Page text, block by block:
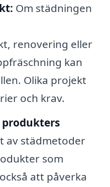
Om städningen
renovering eller
kan
Olika projekt
och krav.
produkters
av städmetoder
som
att påverka